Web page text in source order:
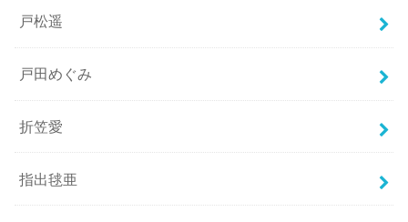
戸松遥
戸田めぐみ
折笠愛
指出毬亜